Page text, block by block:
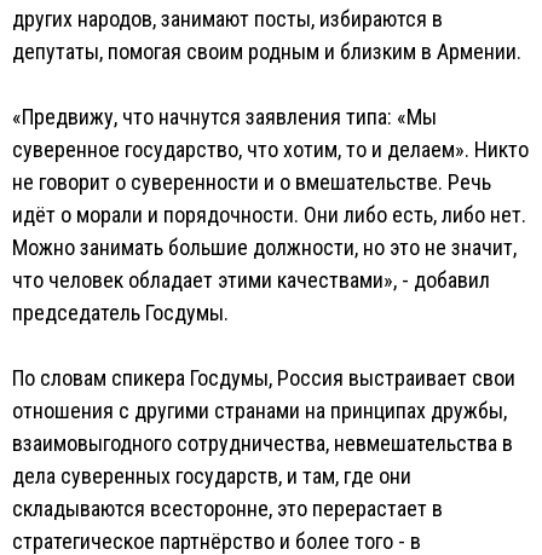
других народов, занимают посты, избираются в
депутаты, помогая своим родным и близким в Армении.
«Предвижу, что начнутся заявления типа: «Мы
суверенное государство, что хотим, то и делаем». Никто
не говорит о суверенности и о вмешательстве. Речь
идёт о морали и порядочности. Они либо есть, либо нет.
Можно занимать большие должности, но это не значит,
что человек обладает этими качествами», - добавил
председатель Госдумы.
По словам спикера Госдумы, Россия выстраивает свои
отношения с другими странами на принципах дружбы,
взаимовыгодного сотрудничества, невмешательства в
дела суверенных государств, и там, где они
складываются всесторонне, это перерастает в
стратегическое партнёрство и более того - в